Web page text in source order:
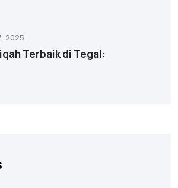
2025
Terbaik di Tegal: